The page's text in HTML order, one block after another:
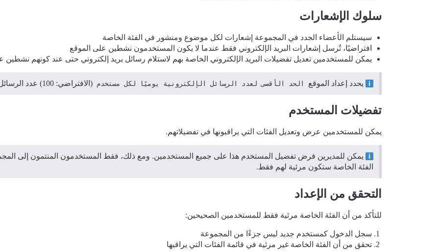
سلوك الإشعارات
سيستلم الأعضاء الجدد في المجموعة إشعارات لكل موضوع ومنشور في الفئة الخاصة
افتراضيًا، تُرسل إشعارات البريد الإلكتروني فقط عندما لا يكون المستخدمون نشطين على الموقع
يمكن للمستخدمين تعديل تفضيلات البريد الإلكتروني الخاصة بهم لاستلام رسائل بريد إلكتروني حتى عند كونهم نشطين
يحدد إعداد الموقع الحد الأقصى لعدد الرسائل الإلكترونية يوميًا لكل مستخدم (الافتراضي: 100) عدد الرسائل المرسلة لكل مستخدم يوميًا.
تفضيلات المستخدم
يمكن للمستخدمين عرض وتعديل الفئات التي يراقبونها في تفضيلاتهم.
يمكن للمديرين فرض تفضيل المستخدم هذا على جميع المستخدمين. ومع ذلك، فقط المستخدمون المنتمون إلى
الفئة الخاصة ستكون مرئية لهم فقط.
التحقق من الإعداد
للتأكد من أن الفئة الخاصة مرئية فقط للمستخدمين الصحيحين:
سجل الدخول كمستخدم جديد ليس جزءًا من المجموعة
تحقق من أن الفئة الخاصة غير مرئية في قائمة الفئات التي يراقبها